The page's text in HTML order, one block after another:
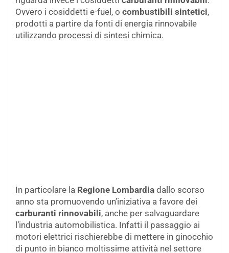
Ovvero i cosiddetti e-fuel, o combustibili sintetici,
prodotti a partire da fonti di energia rinnovabile
utilizzando processi di sintesi chimica.
In particolare la Regione Lombardia dallo scorso
anno sta promuovendo un’iniziativa a favore dei
carburanti rinnovabili, anche per salvaguardare
l’industria automobilistica. Infatti il passaggio ai
motori elettrici rischierebbe di mettere in ginocchio
di punto in bianco moltissime attività nel settore